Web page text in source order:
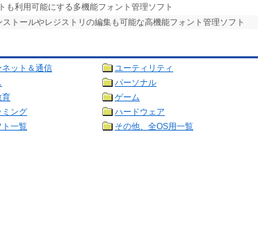
も利用可能にする多機能フォント管理ソフト
ストールやレジストリの編集も可能な高機能フォント管理ソフト
ネット＆通信
ユーティリティ
パーソナル
育
ゲーム
ミング
ハードウェア
ト一覧 その他、全OS用一覧